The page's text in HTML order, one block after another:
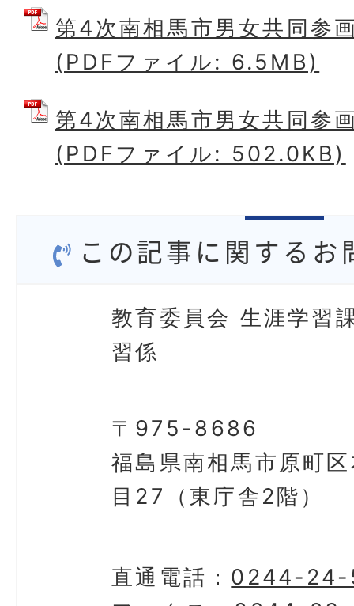
第4次南相馬市男女共同参
(PDFファイル: 6.5MB)
第4次南相馬市男女共同参
(PDFファイル: 502.0KB)
この記事に関するお
教育委員会 生涯学習
習係
〒975-8686
福島県南相馬市原町
目27（東庁舎2階）
直通電話： 0244-